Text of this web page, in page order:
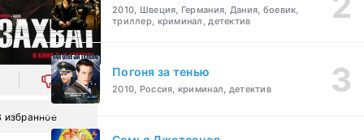
0
избранное
2010, Швеция, Германия, Дания, боевик,
триллер, криминал, детектив
Погоня за тенью
2010, Россия, криминал, детектив